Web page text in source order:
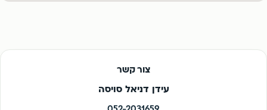
צור קשר
עידן דניאל סויסה